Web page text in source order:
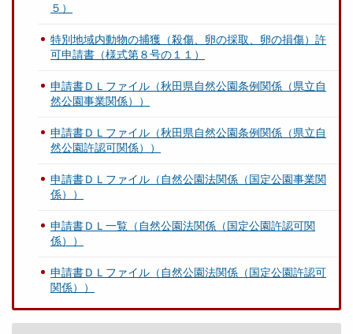
５）
特別地域内動物の捕獲（殺傷、卵の採取、卵の損傷）許
可申請書（様式第８号の１１）
申請書ＤＬファイル（秋田県自然公園条例関係（県立自
然公園事業関係））
申請書ＤＬファイル（秋田県自然公園条例関係（県立自
然公園許認可関係））
申請書ＤＬファイル（自然公園法関係（国定公園事業関
係））
申請書ＤＬ一覧（自然公園法関係（国定公園許認可関
係））
申請書ＤＬファイル（自然公園法関係（国定公園許認可
関係））